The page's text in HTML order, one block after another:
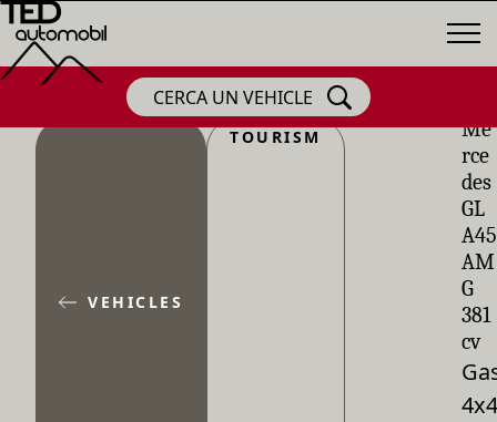
CERCA UN VEHICLE
VEHICLES
TOURISM
Me
rce
des
GL
A45
AM
G
381
cv
4x4